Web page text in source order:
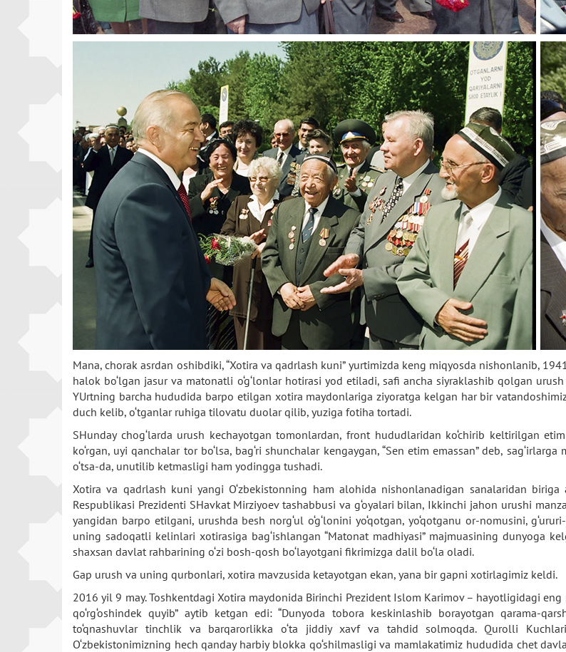
Mana, chorak asrdan oshibdiki, “Xotira va qadrlash kuni” yurtimizda keng miqyosda nishonlanib,
halok bo‘lgan jasur va matonatli o‘g‘lonlar hotirasi yod etiladi, safi ancha siyraklashib qolgan
YUrtning barcha hududida barpo etilgan xotira maydonlariga ziyoratga kelgan har bir
duch kelib, o‘tganlar ruhiga tilovatu duolar qilib, yuziga fotiha tortadi.
SHunday chog‘larda urush kechayotgan tomonlardan, front hududlaridan ko‘chirib keltirilgan
ko‘rgan, uyi qanchalar tor bo‘lsa, bag‘ri shunchalar kengaygan, “Sen etim emassan” deb,
o‘tsa-da, unutilib ketmasligi ham yodingga tushadi.
Xotira va qadrlash kuni yangi O‘zbekistonning ham alohida nishonlanadigan sanalaridan biriga
Respublikasi Prezidenti SHavkat Mirziyoev tashabbusi va g‘oyalari bilan, Ikkinchi jahon urushi
yangidan barpo etilgani, urushda besh norg‘ul o‘g‘lonini yo‘qotgan, yo‘qotganu or-nomusini,
uning sadoqatli kelinlari xotirasiga bag‘ishlangan “Matonat madhiyasi” majmuasining dunyoga
shaxsan davlat rahbarining o‘zi bosh-qosh bo‘layotgani fikrimizga dalil bo‘la oladi.
Gap urush va uning qurbonlari, xotira mavzusida ketayotgan ekan, yana bir gapni xotirlagimiz keldi.
2016 yil 9 may. Toshkentdagi Xotira maydonida Birinchi Prezident Islom Karimov – hayotligidagi
qo‘rg‘oshindek quyib” aytib ketgan edi: “Dunyoda tobora keskinlashib borayotgan qarama-
to‘qnashuvlar tinchlik va barqarorlikka o‘ta jiddiy xavf va tahdid solmoqda. Qurolli
O‘zbekistonimizning hech qanday harbiy blokka qo‘shilmasligi va mamlakatimiz hududida chet